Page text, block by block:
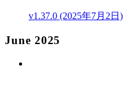
v1.37.0 (2025年7月2日)
June 2025